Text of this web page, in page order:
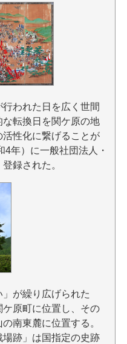
われた日を広く世間
転換日を関ケ原の地
性化に繋げることが
4年）に一般社団法人・
録された。
が繰り広げられた
原町に位置し、その
南東麓に位置する。
跡」は国指定の史跡